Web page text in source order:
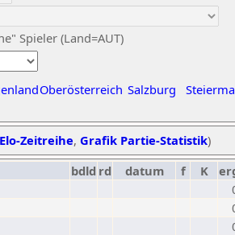
Spieler (Land=AUT)
Oberösterreich Salzburg
Zeitreihe, Grafik Partie-Statistik)
bdld rd datum f K